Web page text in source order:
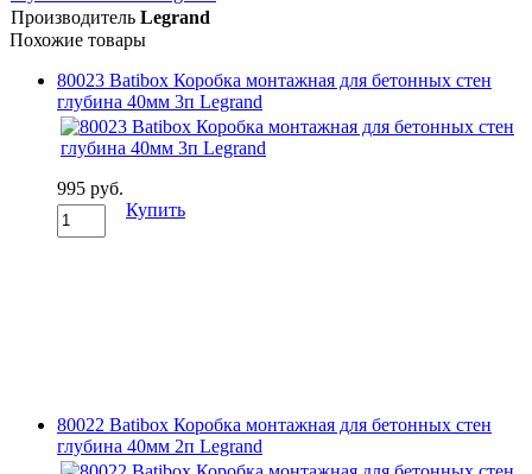
Производитель Legrand
Похожие товары
80023 Batibox Коробка монтажная для бетонных стен
глубина 40мм 3п Legrand
995 руб.
Купить
80022 Batibox Коробка монтажная для бетонных стен
глубина 40мм 2п Legrand